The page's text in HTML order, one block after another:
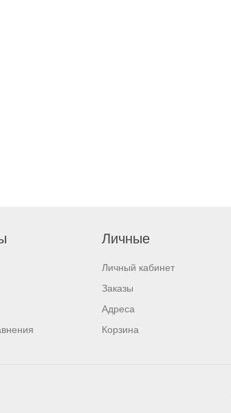
Личные
Личный кабинет
Заказы
Адреса
Корзина